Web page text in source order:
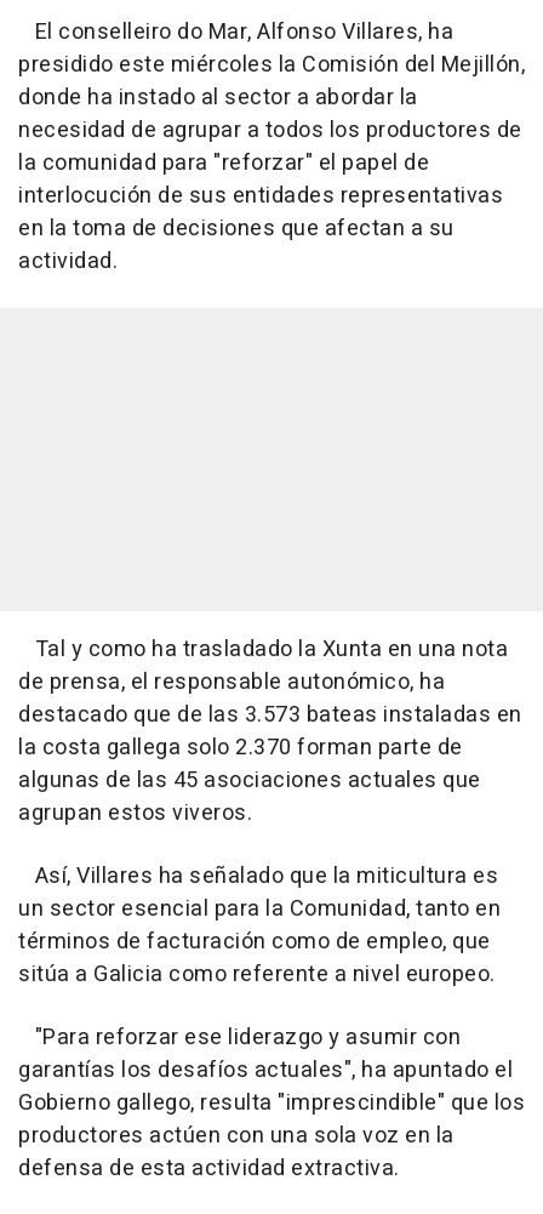
El conselleiro do Mar, Alfonso Villares, ha
presidido este miércoles la Comisión del Mejillón,
donde ha instado al sector a abordar la
necesidad de agrupar a todos los productores de
la comunidad para "reforzar" el papel de
interlocución de sus entidades representativas
en la toma de decisiones que afectan a su
actividad.
Tal y como ha trasladado la Xunta en una nota
de prensa, el responsable autonómico, ha
destacado que de las 3.573 bateas instaladas en
la costa gallega solo 2.370 forman parte de
algunas de las 45 asociaciones actuales que
agrupan estos viveros.
Así, Villares ha señalado que la miticultura es
un sector esencial para la Comunidad, tanto en
términos de facturación como de empleo, que
sitúa a Galicia como referente a nivel europeo.
"Para reforzar ese liderazgo y asumir con
garantías los desafíos actuales", ha apuntado el
Gobierno gallego, resulta "imprescindible" que los
productores actúen con una sola voz en la
defensa de esta actividad extractiva.